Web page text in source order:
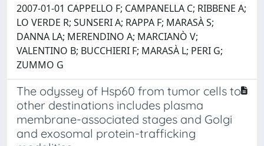
2007-01-01 CAPPELLO F; CAMPANELLA C; RIBBENE A;
LO VERDE R; SUNSERI A; RAPPA F; MARASÀ S;
DANNA LA; MERENDINO A; MARCIANÒ V;
VALENTINO B; BUCCHIERI F; MARASÀ L; PERI G;
ZUMMO G
The odyssey of Hsp60 from tumor cells to
other destinations includes plasma
membrane-associated stages and Golgi
and exosomal protein-trafficking